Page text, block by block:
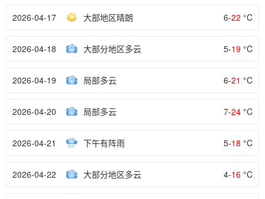
2026-04-17 大部地区晴朗 6-22 °C
2026-04-18 大部分地区多云 5-19 °C
2026-04-19 局部多云 6-21 °C
2026-04-20 局部多云 7-24 °C
2026-04-21 下午有阵雨 5-18 °C
2026-04-22 大部分地区多云 4-16 °C